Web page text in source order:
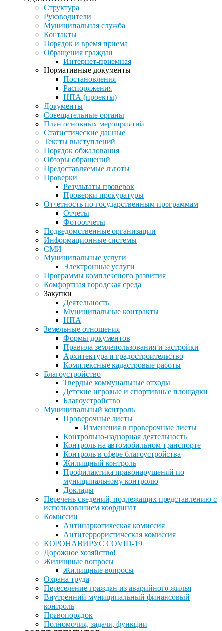
Структура
Руководители
Муниципальная служба
Контакты
Порядок и время приема
Обращения граждан
Интернет-приемная
Нормативные документы
Постановления
Распоряжения
НПА (проекты)
Документы
Совещательные органы
План основных мероприятий
Статистические данные
Тексты выступлений
Порядок обжалования
Обзоры обращений
Предоставляемые льготы
Проверки
Результаты проверок
Проверки прокуратуры
Отчетность по государственным программам
Отчеты
Фотоотчеты
Подведомственные организации
Информационные системы
СМИ
Муниципальные услуги
Электронные услуги
Программы комплексного развития
Комфортная городская среда
Закупки
Деятельность
Муниципальные контракты
НПА
Земельные отношения
Формы документов
Правила землепользования и застройки
Архитектура и градостроительство
Комплексные кадастровые работы
Благоустройство
Твердые коммунальные отходы
Детские игровые и спортивные площадки
Благоустройство
Муниципальный контроль
Проверочные листы
Изменения в проверочные листы
Контрольно-надзорная деятельность
Контроль на автомобильном транспорте
Контроль в сфере благоустройства
Жилищный контроль
Профилактика правонарушений по
муниципальному контролю
Доклады
Перечень сведений, подлежащих представлению с
использованием координат
Комиссии
Антинаркотическая комиссия
Антитеррористическая комиссия
КОРОНАВИРУС COVID-19
Дорожное хозяйство!
Жилищные вопросы
Жилищные вопросы
Охрана труда
Переселение граждан из аварийного жилья
Внутренний муниципальный финансовый
контроль
Правопорядок
Полномочия, задачи, функции